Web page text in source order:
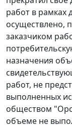
работ в рамках
осуществлено,
заказчиком
назначения
работ, не
выполненных
обществом
объеме не